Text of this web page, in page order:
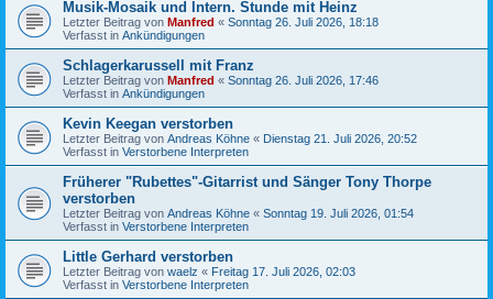
Musik-Mosaik und Intern. Stunde mit Heinz
Letzter Beitrag von Manfred « Sonntag 26. Juli 2026, 18:18
Verfasst in Ankündigungen
Schlagerkarussell mit Franz
Letzter Beitrag von Manfred « Sonntag 26. Juli 2026, 17:46
Verfasst in Ankündigungen
Kevin Keegan verstorben
Letzter Beitrag von Andreas Köhne « Dienstag 21. Juli 2026, 20:52
Verfasst in Verstorbene Interpreten
Früherer "Rubettes"-Gitarrist und Sänger Tony Thorpe
verstorben
Letzter Beitrag von Andreas Köhne « Sonntag 19. Juli 2026, 01:54
Verfasst in Verstorbene Interpreten
Little Gerhard verstorben
Letzter Beitrag von waelz « Freitag 17. Juli 2026, 02:03
Verfasst in Verstorbene Interpreten